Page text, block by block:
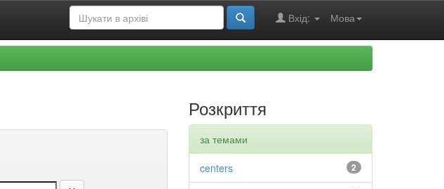
Мова
Вхід:
Розкриття
за темами
2
centers